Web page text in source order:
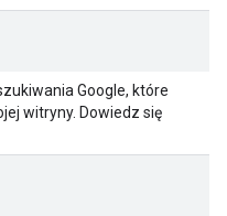
Google, które
witryny. Dowiedz się